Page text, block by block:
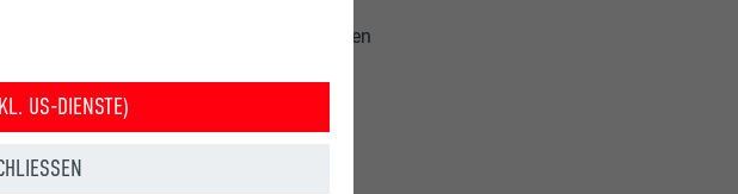
US-DIENSTE)
gut kommen die Vorzüge von
zur Geltung, die hohe Anforderungen